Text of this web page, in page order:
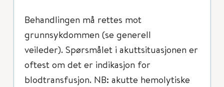
Behandlingen må rettes mot
grunnsykdommen (se generell
veileder). Spørsmålet i akuttsituasjonen er
oftest om det er indikasjon for
blodtransfusjon. NB: akutte hemolytiske